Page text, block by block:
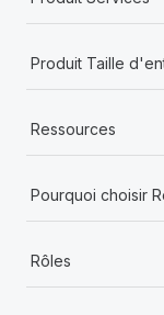
Produit Taille
Ressources
Pourquoi choisir
Rôles